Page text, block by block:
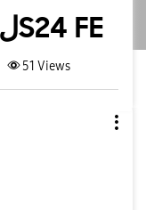
امتى تحديت UI 8.5 لS24 FE
51 Views